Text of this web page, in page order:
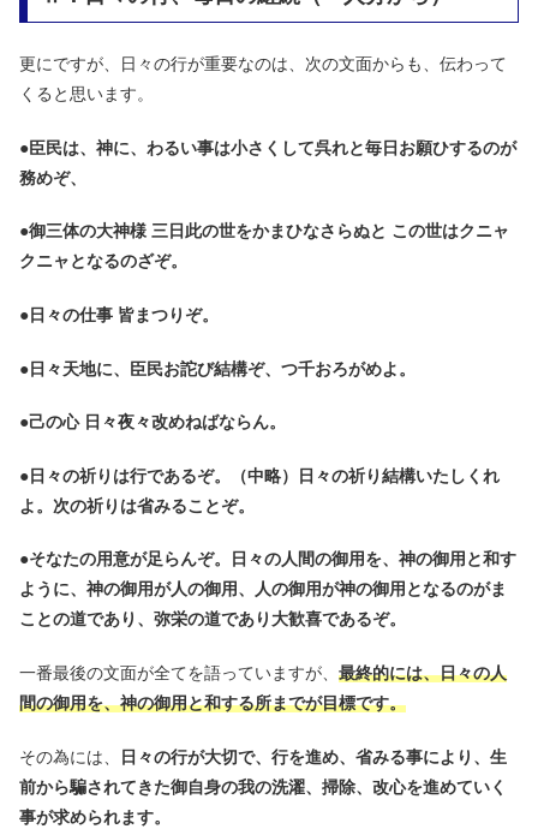
更にですが、日々の行が重要なのは、次の文面からも、伝わって
くると思います。
●臣民は、神に、わるい事は小さくして呉れと毎日お願ひするのが
務めぞ、
●御三体の大神様 三日此の世をかまひなさらぬと この世はクニャ
クニャとなるのざぞ。
●日々の仕事 皆まつりぞ。
●日々天地に、臣民お詑び結構ぞ、つ千おろがめよ。
●己の心 日々夜々改めねばならん。
●日々の祈りは行であるぞ。（中略）日々の祈り結構いたしくれ
よ。次の祈りは省みることぞ。
●そなたの用意が足らんぞ。日々の人間の御用を、神の御用と和す
ように、神の御用が人の御用、人の御用が神の御用となるのがま
ことの道であり、弥栄の道であり大歓喜であるぞ。
一番最後の文面が全てを語っていますが、 最終的には、日々の人
間の御用を、神の御用と和する所までが目標です。
その為には、
日々の行が大切で、行を進め、省みる事により、生
前から騙されてきた御自身の我の洗濯、掃除、改心を進めていく
事が求められます。